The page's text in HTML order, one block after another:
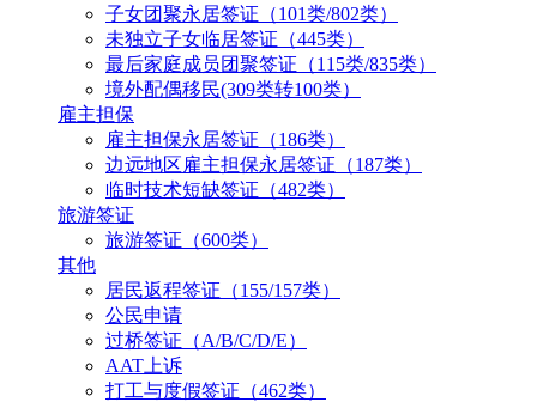
子女团聚永居签证（101类/802类）
未独立子女临居签证（445类）
最后家庭成员团聚签证（115类/835类）
境外配偶移民(309类转100类）
雇主担保
雇主担保永居签证（186类）
边远地区雇主担保永居签证（187类）
临时技术短缺签证（482类）
旅游签证
旅游签证（600类）
其他
居民返程签证（155/157类）
公民申请
过桥签证（A/B/C/D/E）
AAT上诉
打工与度假签证（462类）